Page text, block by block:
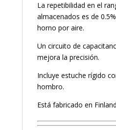
La repetibilidad en el
almacenados es de
horno por aire.
Un circuito de
mejora la precisión.
Incluye estuche rígido
hombro.
Está fabricado en